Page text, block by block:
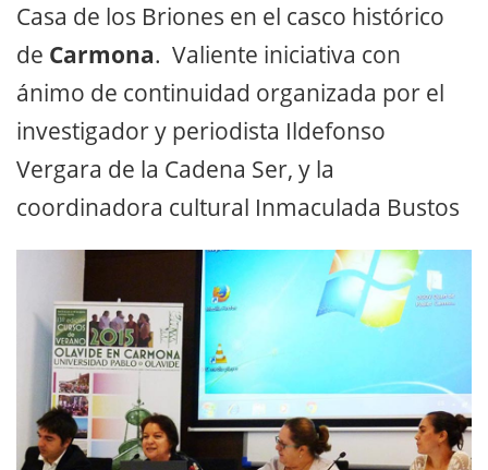
Casa de los Briones en el casco histórico
de Carmona. Valiente iniciativa con
ánimo de continuidad organizada por el
investigador y periodista Ildefonso
Vergara de la Cadena Ser, y la
coordinadora cultural Inmaculada Bustos